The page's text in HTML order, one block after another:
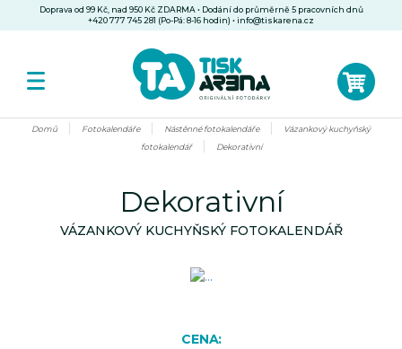
Doprava od 99 Kč, nad 950 Kč ZDARMA • Dodání do průměrně 5 pracovních dnů
+420 777 745 281 (Po-Pá: 8-16 hodin) •info@tiskarena.cz
Domů Fotokalendáře Nástěnné fotokalendáře
Vázankový kuchyňský
fotokalendář
Dekorativní
Dekorativní
VÁZANKOVÝ KUCHYŇSKÝ FOTOKALENDÁŘ
CENA